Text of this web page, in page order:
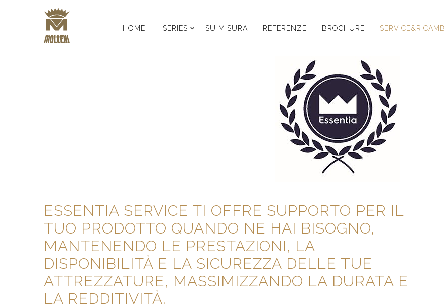
HOME SERIES SU MISURA REFERENZE BROCHURE SERVICE&RICAMBI
ESSENTIA SERVICE TI OFFRE SUPPORTO PER IL
TUO PRODOTTO QUANDO NE HAI BISOGNO,
MANTENENDO LE PRESTAZIONI, LA
DISPONIBILITÀ E LA SICUREZZA DELLE TUE
ATTREZZATURE, MASSIMIZZANDO LA DURATA E
LA REDDITIVITÀ.